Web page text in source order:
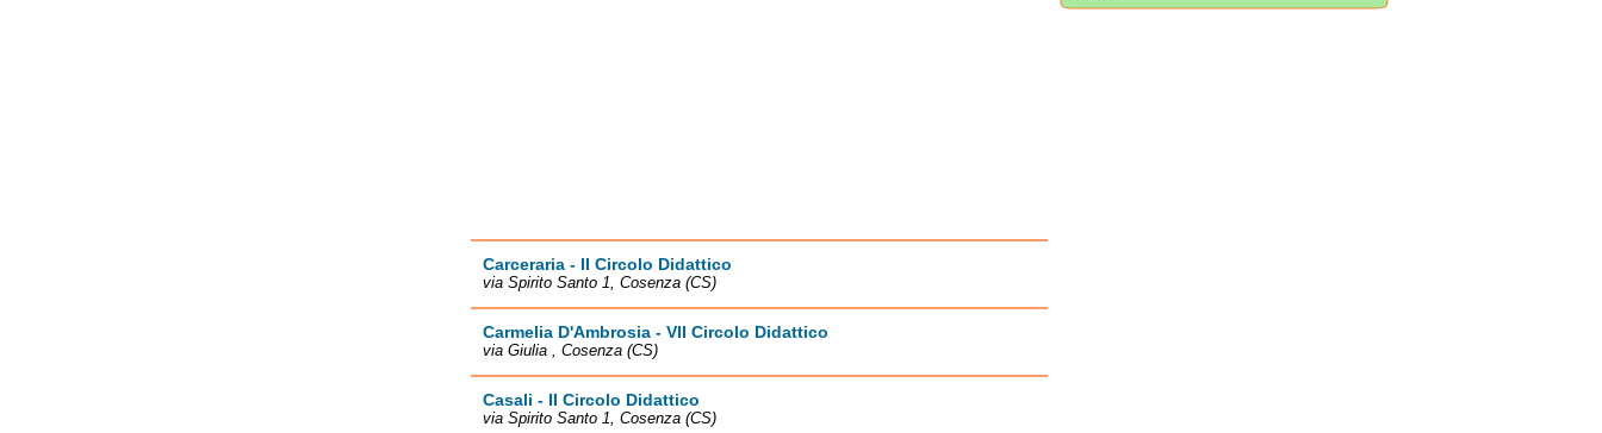
Carceraria - II Circolo Didattico
via Spirito Santo 1, Cosenza (CS)
Carmelia D'Ambrosia - VII Circolo Didattico
via Giulia , Cosenza (CS)
Casali - II Circolo Didattico
via Spirito Santo 1, Cosenza (CS)